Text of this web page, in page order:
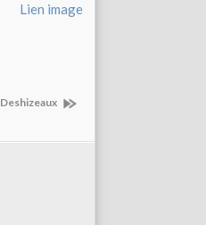
Lien image